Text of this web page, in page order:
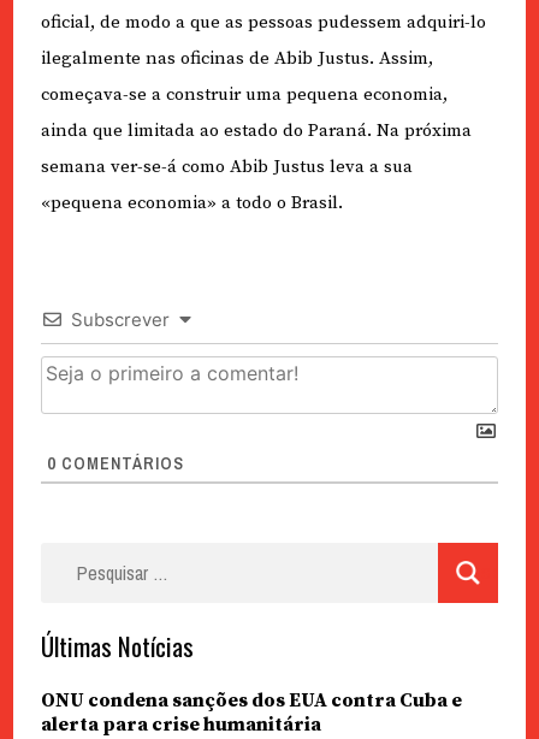
oficial, de modo a que as pessoas pudessem adquiri-lo
ilegalmente nas oficinas de Abib Justus. Assim,
começava-se a construir uma pequena economia,
ainda que limitada ao estado do Paraná. Na próxima
semana ver-se-á como Abib Justus leva a sua
«pequena economia» a todo o Brasil.
Subscrever
0 COMENTÁRIOS
Últimas Notícias
ONU condena sanções dos EUA contra Cuba e
alerta para crise humanitária